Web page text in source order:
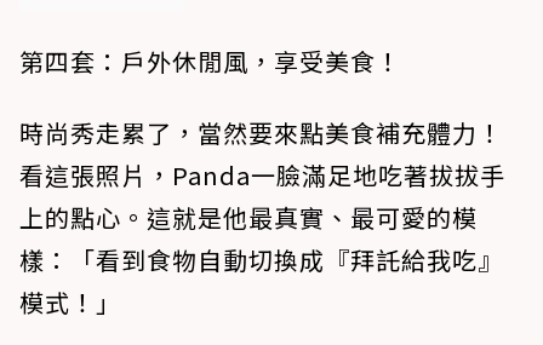
第四套：戶外休閒風，享受美食！
時尚秀走累了，當然要來點美食補充體力！
看這張照片，Panda一臉滿足地吃著拔拔手
上的點心。這就是他最真實、最可愛的模
樣：「看到食物自動切換成『拜託給我吃』
模式！」